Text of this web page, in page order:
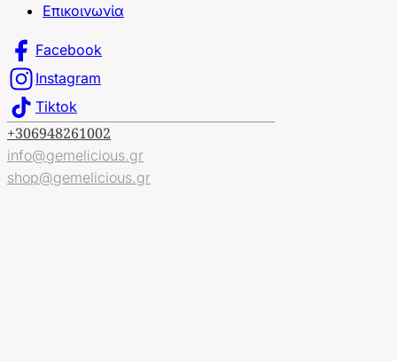
Επικοινωνία
Facebook
Instagram
Tiktok
+306948261002
info@gemelicious.gr
shop@gemelicious.gr